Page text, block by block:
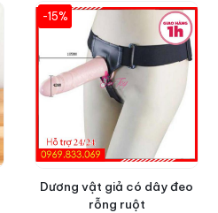
-15%
Dương vật giả có dây đeo
rỗng ruột